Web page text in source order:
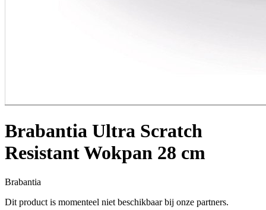
Brabantia Ultra Scratch
Resistant Wokpan 28 cm
Brabantia
Dit product is momenteel niet beschikbaar bij onze partners.